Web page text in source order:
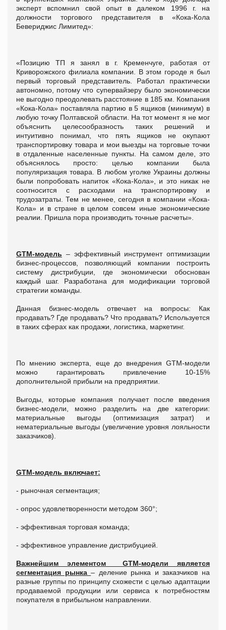
эксперт вспомнил свой опыт в далеком 1996 г. на
должности торгового представителя в «Кока-Кола
Бевериджис Лимитед»:
«Позицию ТП я занял в г. Кременчуге, работая от
Криворожского филиала компании. В этом городе я был
первый торговый представитель. Работал практически
автономно, потому что супервайзеру было экономически
не выгодно преодолевать расстояние в 185 км. Компания
«Кока-Кола» поставляла партию в 5 ящиков (минимум) в
любую точку Полтавской области. На тот момент я не мог
объяснить целесообразность таких решений и
интуитивно понимал, что пять ящиков не окупают
транспортировку товара и мои выезды на торговые точки
в отдаленные населенные пункты. На самом деле, это
объяснялось просто: целью компании была
популяризация товара. В любом уголке Украины должны
были попробовать напиток «Кока-Кола», и это никак не
соотносится с расходами на транспортировку и
трудозатраты. Тем не менее, сегодня в компании «Кока-
Кола» и в стране в целом совсем иные экономические
реалии. Пришла пора производить точные расчеты».
GTM-модель – эффективный инструмент оптимизации
бизнес-процессов, позволяющий компании построить
систему дистрибуции, где экономически обоснован
каждый шаг. Разработана для модификации торговой
стратегии команды.
Данная бизнес-модель отвечает на вопросы: Как
продавать? Где продавать? Что продавать? Используется
в таких сферах как продажи, логистика, маркетинг.
По мнению эксперта, еще до внедрения GTM-модели
можно гарантировать привлечение 10-15%
дополнительной прибыли на предприятии.
Выгоды, которые компания получает после введения
бизнес-модели, можно разделить на две категории:
материальные выгоды (оптимизация затрат) и
нематериальные выгоды (увеличение уровня лояльности
заказчиков).
GTM-модель включает:
- рыночная сегментация;
- опрос удовлетворенности методом 360°;
- эффективная торговая команда;
- эффективное управление дистрибуцией.
Важнейшим элементом GTM-модели является
сегментация рынка– деление рынка и заказчиков на
разные группы по принципу схожести с целью адаптации
продаваемой продукции или сервиса к потребностям
покупателя в прибыльном направлении.